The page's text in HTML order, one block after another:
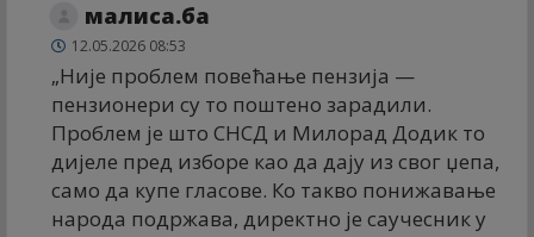
малиса.ба
12.05.2026 08:53
„Није проблем повећање пензија —
пензионери су то поштено зарадили.
Проблем је што СНСД и Милорад Додик то
дијеле пред изборе као да дају из свог џепа,
само да купе гласове. Ко такво понижавање
народа подржава, директно је саучесник у